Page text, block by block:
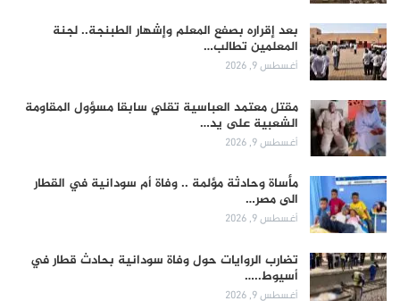
بعد إقراره بصفع المعلم وإشهار الطبنجة.. لجنة
المعلمين تطالب…
أغسطس 9, 2026
مقتل معتمد العباسية تقلي سابقا مسؤول المقاومة
الشعبية على يد…
أغسطس 9, 2026
مأساة وحادثة مؤلمة .. وفاة أم سودانية في القطار
الى مصر…
أغسطس 9, 2026
تضارب الروايات حول وفاة سودانية بحادث قطار في
أسيوط..…
أغسطس 9, 2026